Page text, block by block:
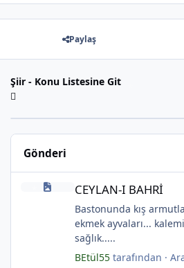
Paylaş
Şiir - Konu Listesine Git
Gönderi
CEYLAN-I BAHRİ
CEYLAN-I BAHRİ
Bastonunda kış
ekmek ayvaları...
sağlık.....
BEtül55tarafından ·